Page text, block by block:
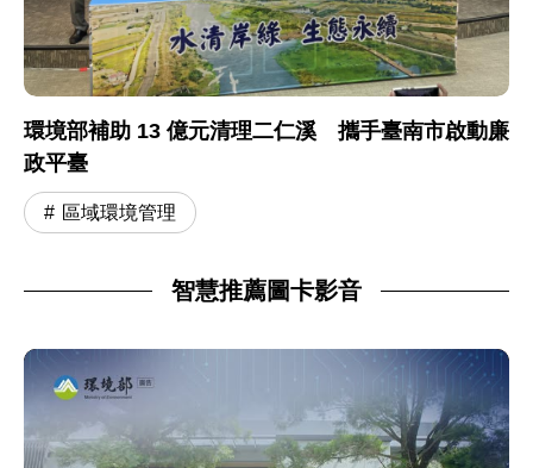
環境部補助 13 億元清理二仁溪 攜手臺南市啟動廉
政平臺
區域環境管理
智慧推薦圖卡影音